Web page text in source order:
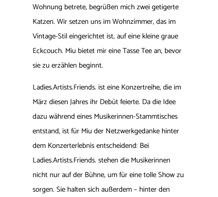
Wohnung betrete, begrüßen mich zwei getigerte
Katzen. Wir setzen uns im Wohnzimmer, das im
Vintage-Stil eingerichtet ist, auf eine kleine graue
Eckcouch. Miu bietet mir eine Tasse Tee an, bevor
sie zu erzählen beginnt.
Ladies.Artists.Friends. ist eine Konzertreihe, die im
März diesen Jahres ihr Debüt feierte. Da die Idee
dazu während eines Musikerinnen-Stammtisches
entstand, ist für Miu der Netzwerkgedanke hinter
dem Konzerterlebnis entscheidend: Bei
Ladies.Artists.Friends. stehen die Musikerinnen
nicht nur auf der Bühne, um für eine tolle Show zu
sorgen. Sie halten sich außerdem – hinter den